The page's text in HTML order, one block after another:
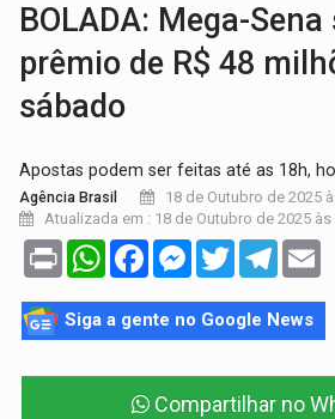
BOLADA: Mega-
prêmio de R$ 48
sábado
Apostas podem ser feitas até as 18h,
Agência Brasil
18 de Outubro de 2025
Atualizada em : 18 de Outubro de 2025 às
Print WhatsAppFacebookMessenger
Twitter
Siga a gente no Google News
Compartilhar no